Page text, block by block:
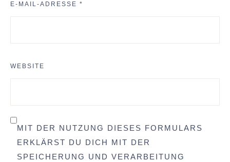
E-MAIL-ADRESSE *
WEBSITE
MIT DER NUTZUNG DIESES FORMULARS
ERKLÄRST DU DICH MIT DER
SPEICHERUNG UND VERARBEITUNG